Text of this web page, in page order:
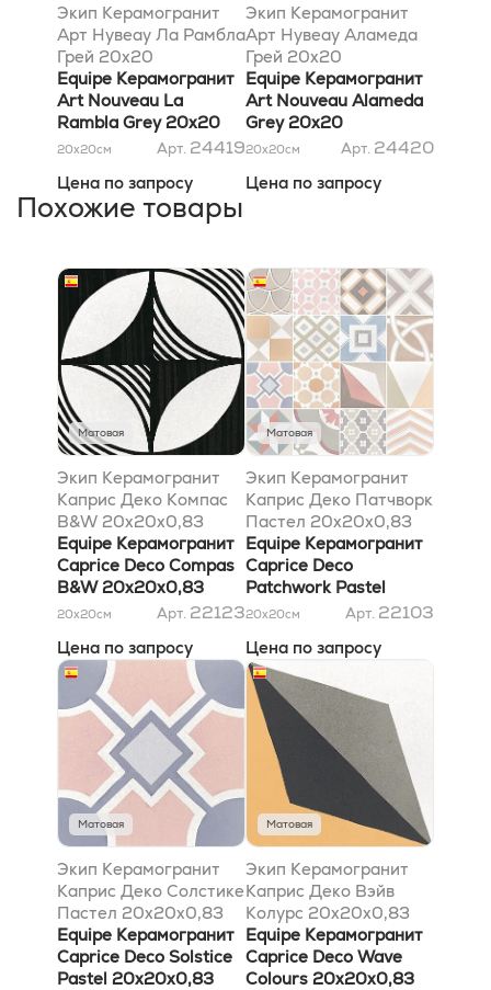
Экип Керамогранит
Арт Нувеау Ла Рамбла
Грей 20х20
Equipe Керамогранит
Art Nouveau La
Rambla Grey 20х20
20x20см Арт. 24419
Цена по запросу
Экип Керамогранит
Арт Нувеау Аламеда
Грей 20х20
Equipe Керамогранит
Art Nouveau Alameda
Grey 20х20
20x20см Арт. 24420
Цена по запросу
Похожие товары
Матовая
Экип Керамогранит
Каприс Деко Компас
B&W 20x20x0,83
Equipe Керамогранит
Caprice Deco Compas
B&W 20x20x0,83
20x20см Арт. 22123
Цена по запросу
Матовая
Экип Керамогранит
Каприс Деко Патчворк
Пастел 20x20x0,83
Equipe Керамогранит
Caprice Deco
Patchwork Pastel
20x20x0,83
20x20см Арт. 22103
Цена по запросу
Матовая
Экип Керамогранит
Каприс Деко Солстике
Пастел 20x20x0,83
Equipe Керамогранит
Caprice Deco Solstice
Pastel 20x20x0,83
Матовая
Экип Керамогранит
Каприс Деко Вэйв
Колурс 20x20x0,83
Equipe Керамогранит
Caprice Deco Wave
Colours 20x20x0,83